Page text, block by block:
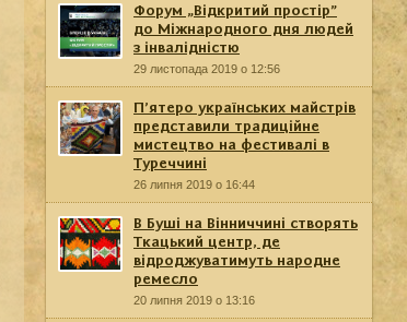
Форум „Відкритий простір”
до Міжнародного дня людей
з інвалідністю
29 листопада 2019 о 12:56
П’ятеро українських майстрів
представили традиційне
мистецтво на фестивалі в
Туреччині
26 липня 2019 о 16:44
В Буші на Вінниччині створять
Ткацький центр, де
відроджуватимуть народне
ремесло
20 липня 2019 о 13:16